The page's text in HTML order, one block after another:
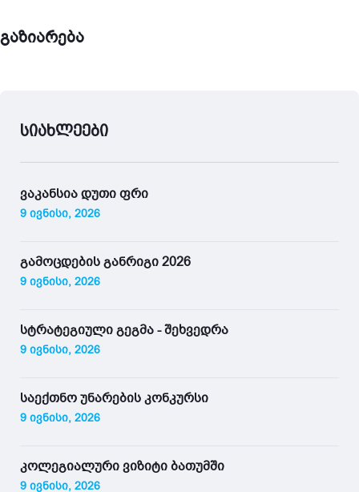
გაზიარება
სიახლეები
ვაკანსია დუთი ფრი
9 ივნისი, 2026
გამოცდების განრიგი 2026
9 ივნისი, 2026
სტრატეგიული გეგმა - შეხვედრა
9 ივნისი, 2026
საექთნო უნარების კონკურსი
9 ივნისი, 2026
კოლეგიალური ვიზიტი ბათუმში
9 ივნისი, 2026